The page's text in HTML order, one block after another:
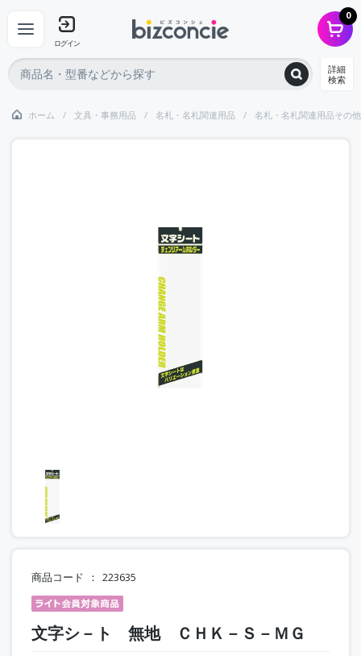
ログイン
0
詳細
検索
ホーム 文具・事務用品 名札・名札関連用品 名札・名札関連用品その他
商品コード 223635
文字シ－ト 無地 ＣＨＫ－Ｓ－ＭＧ